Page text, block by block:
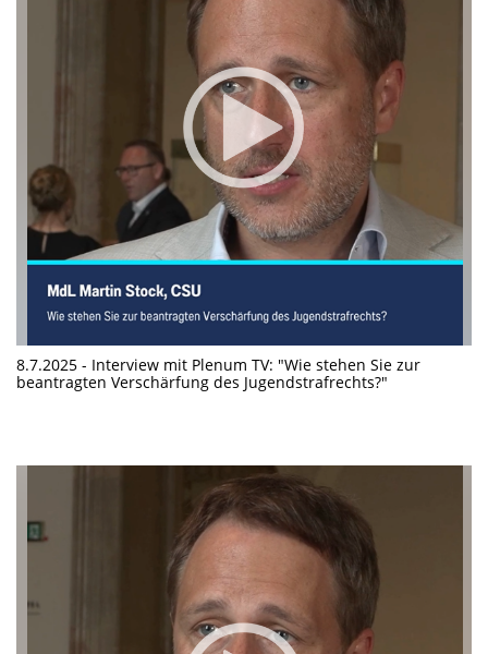
8.7.2025 - Interview mit Plenum TV: "Wie stehen Sie zur
beantragten Verschärfung des Jugendstrafrechts?"